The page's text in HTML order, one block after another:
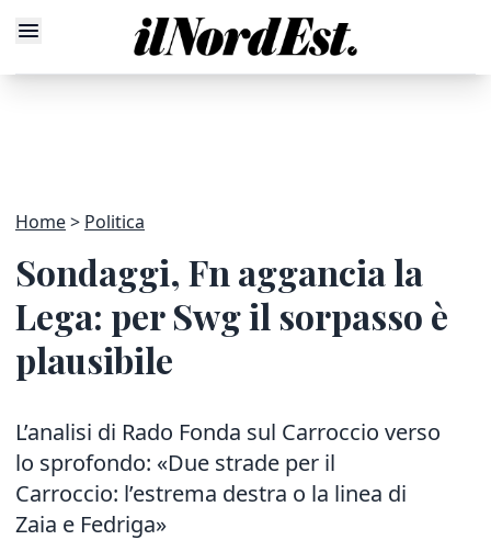
Home Politica
Sondaggi, Fn aggancia la
Lega: per Swg il sorpasso è
plausibile
L’analisi di Rado Fonda sul Carroccio verso
lo sprofondo: «Due strade per il
Carroccio: l’estrema destra o la linea di
Zaia e Fedriga»